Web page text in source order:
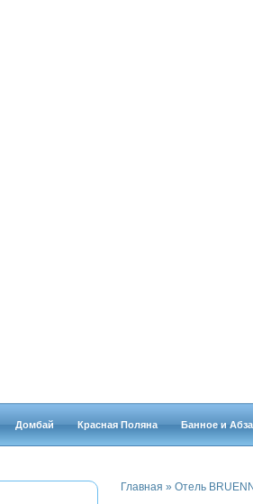
Домбай Красная Поляна Банное и
Главная » Отель